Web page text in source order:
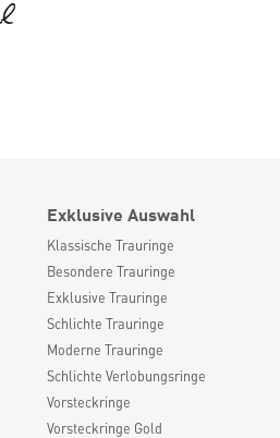
Exklusive Auswahl
Klassische Trauringe
Besondere Trauringe
Exklusive Trauringe
Schlichte Trauringe
Moderne Trauringe
Schlichte Verlobungsringe
Vorsteckringe
Vorsteckringe Gold